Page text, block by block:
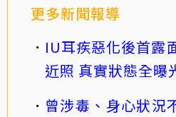
更多新聞報導
IU耳疾惡化後首露
近照 真實狀態全曝
曾涉毒、身心狀況